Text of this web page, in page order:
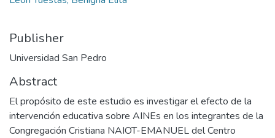
Publisher
Universidad San Pedro
Abstract
El propósito de este estudio es investigar el efecto de la
intervención educativa sobre AINEs en los integrantes de la
Congregación Cristiana NAIOT-EMANUEL del Centro